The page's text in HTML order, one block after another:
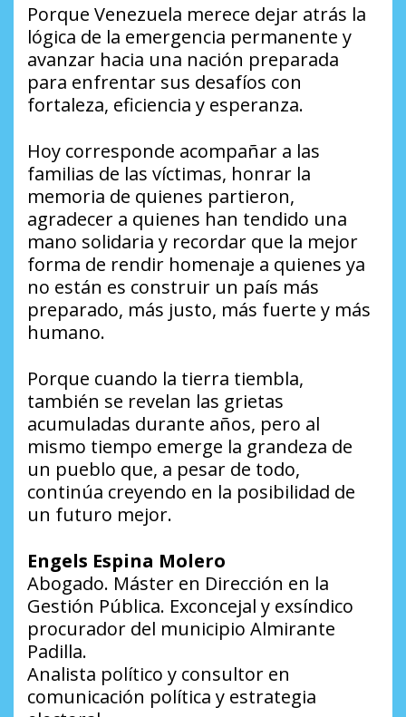
Porque Venezuela merece dejar atrás la
lógica de la emergencia permanente y
avanzar hacia una nación preparada
para enfrentar sus desafíos con
fortaleza, eficiencia y esperanza.
Hoy corresponde acompañar a las
familias de las víctimas, honrar la
memoria de quienes partieron,
agradecer a quienes han tendido una
mano solidaria y recordar que la mejor
forma de rendir homenaje a quienes ya
no están es construir un país más
preparado, más justo, más fuerte y más
humano.
Porque cuando la tierra tiembla,
también se revelan las grietas
acumuladas durante años, pero al
mismo tiempo emerge la grandeza de
un pueblo que, a pesar de todo,
continúa creyendo en la posibilidad de
un futuro mejor.
Engels Espina Molero
Abogado. Máster en Dirección en la
Gestión Pública. Exconcejal y exsíndico
procurador del municipio Almirante
Padilla.
Analista político y consultor en
comunicación política y estrategia